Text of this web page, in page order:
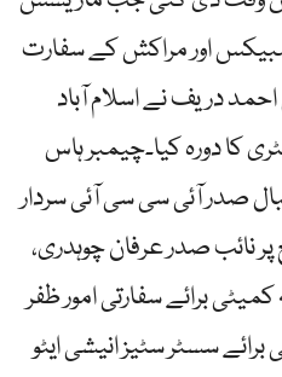
اور مراکش کے سفارت
دریف نے اسلام آباد
کا دورہ کیا۔چیمبر ہاس
صدر آئی سی سی آئی سردار
نائب صدر عرفان چوہدری،
برائے سفارتی امور ظفر
برائے سسٹر سٹیز انیشی ایٹو